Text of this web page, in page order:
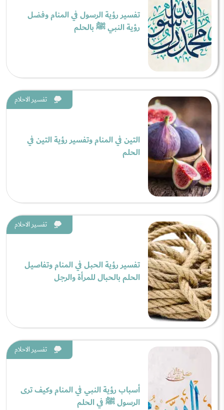
تفسير رؤية الرسول في المنام وفضل
رؤية النبي ﷺ بالحلم
تفسير الاحلام
التين في المنام وتفسير رؤية التين في
الحلم
تفسير الاحلام
تفسير رؤية الحبل في المنام وتفاصيل
الحلم بالحبال للمرأة والرجل
تفسير الاحلام
أسباب رؤية النبي في المنام وكيف ترى
الرسول ﷺ في الحلم